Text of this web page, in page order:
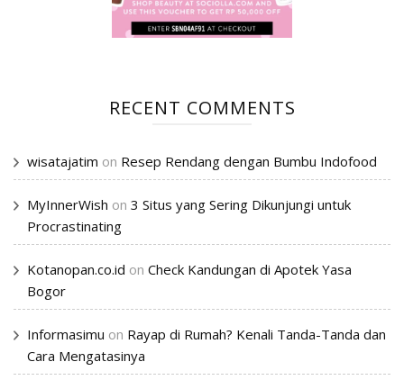
RECENT COMMENTS
wisatajatim on Resep Rendang dengan Bumbu Indofood
MyInnerWish on 3 Situs yang Sering Dikunjungi untuk
Procrastinating
Kotanopan.co.id on Check Kandungan di Apotek Yasa
Bogor
Informasimu on Rayap di Rumah? Kenali Tanda-Tanda dan
Cara Mengatasinya